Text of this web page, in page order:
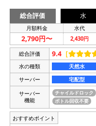
総合評価 水
月額料金 水代
2,790円〜 2,430円
総合評価 9.4 ［
水の種類 天然水
サーバー
宅配型
サーバー
機能
チャイルドロック
ボトル回収不要
おすすめポイント